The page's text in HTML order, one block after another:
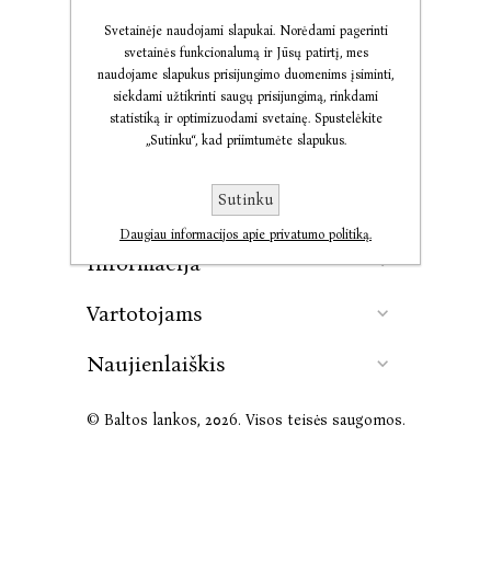
Informacija
Vartotojams
Naujienlaiškis
© Baltos lankos, 2026. Visos teisės saugomos.
Svetainėje naudojami slapukai. Norėdami pagerinti
svetainės funkcionalumą ir Jūsų patirtį, mes
naudojame slapukus prisijungimo duomenims įsiminti,
siekdami užtikrinti saugų prisijungimą, rinkdami
statistiką ir optimizuodami svetainę. Spustelėkite
„Sutinku“, kad priimtumėte slapukus.
Sutinku
Daugiau informacijos apie privatumo politiką.